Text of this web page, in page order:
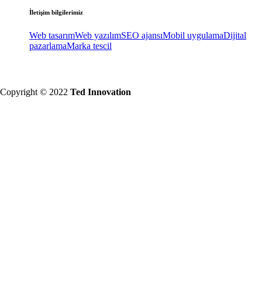
İletişim bilgilerimiz
Web tasarımWeb yazılımSEO ajansıMobil uygulamaDijital
pazarlamaMarka tescil
Copyright © 2022 Ted Innovation